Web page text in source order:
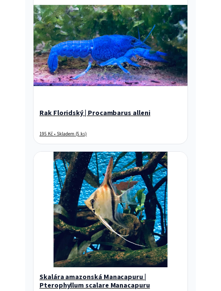
Rak Floridský | Procambarus alleni
195 Kč • Skladem (5 ks)
Skalára amazonská Manacapuru |
Pterophyllum scalare Manacapuru